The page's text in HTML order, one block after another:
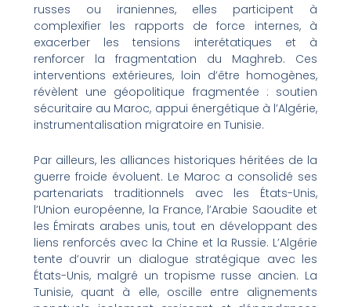
russes ou iraniennes, elles participent à
complexifier les rapports de force internes, à
exacerber les tensions interétatiques et à
renforcer la fragmentation du Maghreb. Ces
interventions extérieures, loin d’être homogènes,
révèlent une géopolitique fragmentée : soutien
sécuritaire au Maroc, appui énergétique à l’Algérie,
instrumentalisation migratoire en Tunisie.
Par ailleurs, les alliances historiques héritées de la
guerre froide évoluent. Le Maroc a consolidé ses
partenariats traditionnels avec les États-Unis,
l’Union européenne, la France, l’Arabie Saoudite et
les Émirats arabes unis, tout en développant des
liens renforcés avec la Chine et la Russie. L’Algérie
tente d’ouvrir un dialogue stratégique avec les
États-Unis, malgré un tropisme russe ancien. La
Tunisie, quant à elle, oscille entre alignements